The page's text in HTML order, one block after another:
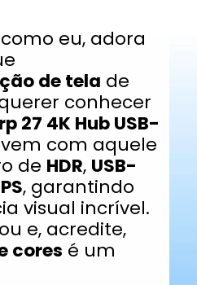
eu, adora
de tela de
conhecer
27 4K Hub USB-
vem com aquele
de HDR, USB-
, garantindo
visual incrível.
e, acredite,
cores é um